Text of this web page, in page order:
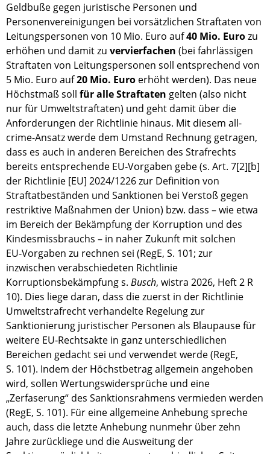
Geldbuße gegen juristische Personen und
Personenvereinigungen bei vorsätzlichen Straftaten von
Leitungspersonen von 10 Mio. Euro auf40 Mio. Eurozu
erhöhen und damit zu vervierfachen (bei fahrlässigen
Straftaten von Leitungspersonen soll entsprechend von
5 Mio. Euro auf20 Mio. Euro erhöht werden). Das neue
Höchstmaß soll für alle Straftaten gelten (also nicht
nur für Umweltstraftaten) und geht damit über die
Anforderungen der Richtlinie hinaus. Mit diesem all-
crime-Ansatz werde dem Umstand Rechnung getragen,
dass es auch in anderen Bereichen des Strafrechts
bereits entsprechende EU‑Vorgaben gebe (s. Art. 7[2][b]
der Richtlinie [EU] 2024/1226 zur Definition von
Straftatbeständen und Sanktionen bei Verstoß gegen
restriktive Maßnahmen der Union) bzw. dass – wie etwa
im Bereich der Bekämpfung der Korruption und des
Kindesmissbrauchs – in naher Zukunft mit solchen
EU‑Vorgaben zu rechnen sei (RegE, S. 101; zur
inzwischen verabschiedeten Richtlinie
Korruptionsbekämpfung s. Busch, wistra 2026, Heft 2 R
10). Dies liege daran, dass die zuerst in der Richtlinie
Umweltstrafrecht verhandelte Regelung zur
Sanktionierung juristischer Personen als Blaupause für
weitere EU‑Rechtsakte in ganz unterschiedlichen
Bereichen gedacht sei und verwendet werde (RegE,
S. 101). Indem der Höchstbetrag allgemein angehoben
wird, sollen Wertungswidersprüche und eine
„Zerfaserung“ des Sanktionsrahmens vermieden werden
(RegE, S. 101). Für eine allgemeine Anhebung spreche
auch, dass die letzte Anhebung nunmehr über zehn
Jahre zurückliege und die Ausweitung der